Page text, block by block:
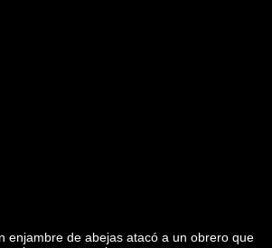
enjambre de abejas atacó a un obrero que